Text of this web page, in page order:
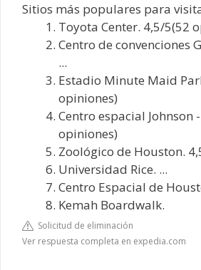
Sitios más populares para
Toyota Center. 4,5/5(52
Centro de convenciones
...
Estadio Minute Maid
opiniones)
Centro espacial Johnson
opiniones)
Zoológico de Houston.
Universidad Rice. ...
Centro Espacial de
Kemah Boardwalk.
Solicitud de eliminación
Ver respuesta completa en expedia.com